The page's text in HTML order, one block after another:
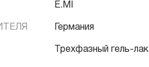
E.MI
Германия
Трехфазный гель-лак